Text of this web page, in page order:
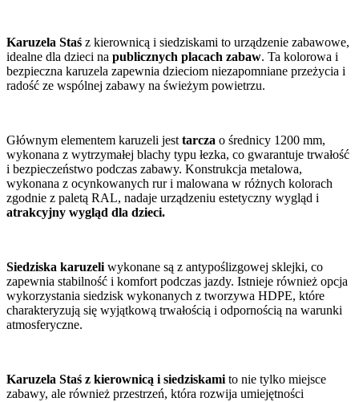
Karuzela Staś z kierownicą i siedziskami to urządzenie zabawowe,
idealne dla dzieci na publicznych placach zabaw. Ta kolorowa i
bezpieczna karuzela zapewnia dzieciom niezapomniane przeżycia i
radość ze wspólnej zabawy na świeżym powietrzu.
Głównym elementem karuzeli jest tarcza o średnicy 1200 mm,
wykonana z wytrzymałej blachy typu łezka, co gwarantuje trwałość
i bezpieczeństwo podczas zabawy. Konstrukcja metalowa,
wykonana z ocynkowanych rur i malowana w różnych kolorach
zgodnie z paletą RAL, nadaje urządzeniu estetyczny wygląd i
atrakcyjny wygląd dla dzieci.
Siedziska karuzeli wykonane są z antypoślizgowej sklejki, co
zapewnia stabilność i komfort podczas jazdy. Istnieje również opcja
wykorzystania siedzisk wykonanych z tworzywa HDPE, które
charakteryzują się wyjątkową trwałością i odpornością na warunki
atmosferyczne.
Karuzela Staś z kierownicą i siedziskami to nie tylko miejsce
zabawy, ale również przestrzeń, która rozwija umiejętności